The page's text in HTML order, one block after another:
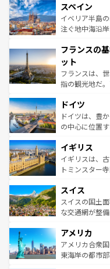
ろん、トスカ
景など、自然
ピザやパスタ
ませてくれる
なお、新着のイ
しい。
スペイン
イベリア半島
注ぐ地中海沿
文化が根付く
れる闘牛、そ
る。首都マド
アートに溢れ
せる。地方に
ンテンツ一覧
フランスの
ット
フランスは、
指の観光地だ
で、幅広い魅
聖堂、美しい
から魅了する
いる。シャン
香り高いラベ
らに、パリ以
れる地方に足
き
を参照してほ
ドイツ
ドイツは、豊
の中心に位置
顔を持つこの
ルリンの文化
してライン川
は、お酒好きな人
ドイツ情報は
イギリス
イギリスは、
トミンスター
リアごとに異
ティー、ビー
戦など、本場
ンツ一覧を参照
スイス
スイスの国土
な交通網が整
の建物がその
博物館もあり
ことができる
アメリカ
アメリカ合衆
東海岸の都市